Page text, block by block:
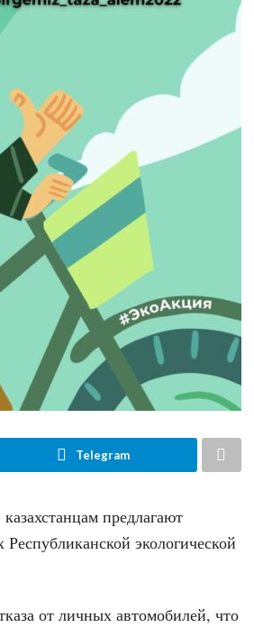
Telegram
предлагают
экологической
от личных автомобилей, что